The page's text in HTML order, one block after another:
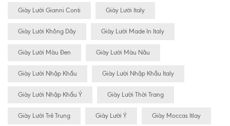
Giày Lười Gianni Conti Giày Lười Italy
Giày Lười Không Dây Giày Lười Made In Italy
Giày Lười Màu Đen Giày Lười Màu Nâu
Giày Lười Nhập Khẩu Giày Lười Nhập Khẩu Italy
Giày Lười Nhập Khẩu Ý Giày Lười Thời Trang
Giày Lười Trẻ Trung Giày Lười Ý Giày Moccas Itlay